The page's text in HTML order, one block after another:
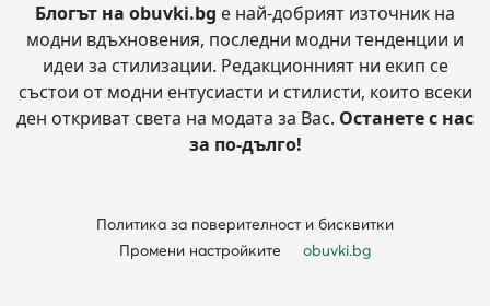
Блогът на obuvki.bg е най-добрият източник на
модни вдъхновения, последни модни тенденции и
идеи за стилизации. Редакционният ни екип се
състои от модни ентусиасти и стилисти, които всеки
ден откриват света на модата за Вас. Останете с нас
за по-дълго!
Политика за поверителност и бисквитки
Промени настройките
obuvki.bg